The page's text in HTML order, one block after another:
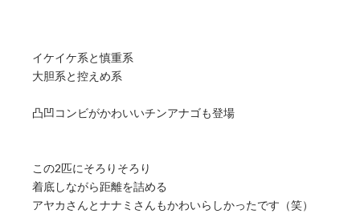
イケイケ系と慎重系
大胆系と控えめ系
凸凹コンビがかわいいチンアナゴも登場
この2匹にそろりそろり
着底しながら距離を詰める
アヤカさんとナナミさんもかわいらしかったです（笑）